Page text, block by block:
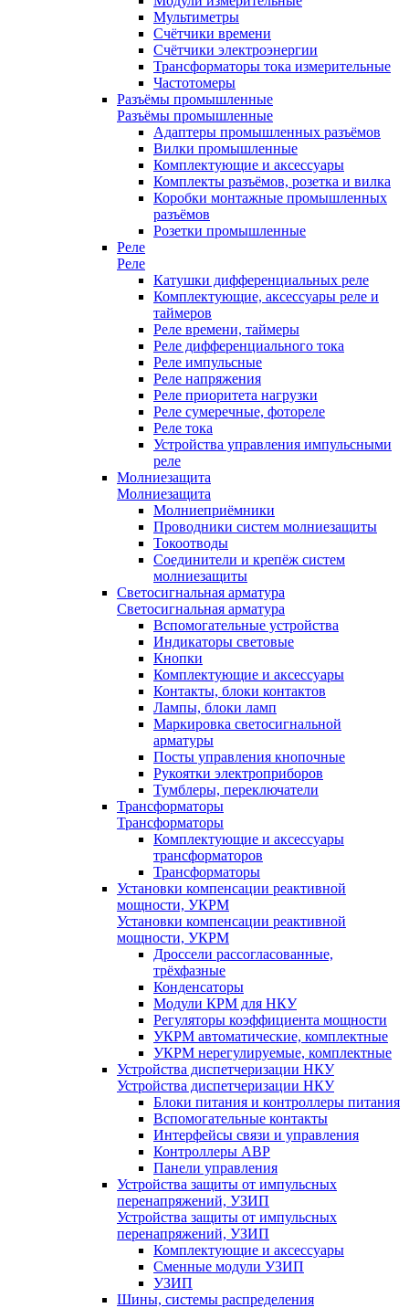
Мультиметры
Счётчики времени
Счётчики электроэнергии
Трансформаторы тока измерительные
Частотомеры
Разъёмы промышленные
Разъёмы промышленные
Адаптеры промышленных разъёмов
Вилки промышленные
Комплектующие и аксессуары
Комплекты разъёмов, розетка и вилка
Коробки монтажные промышленных
разъёмов
Розетки промышленные
Реле
Реле
Катушки дифференциальных реле
Комплектующие, аксессуары реле и
таймеров
Реле времени, таймеры
Реле дифференциального тока
Реле импульсные
Реле напряжения
Реле приоритета нагрузки
Реле сумеречные, фотореле
Реле тока
Устройства управления импульсными
реле
Молниезащита
Молниезащита
Молниеприёмники
Проводники систем молниезащиты
Токоотводы
Соединители и крепёж систем
молниезащиты
Светосигнальная арматура
Светосигнальная арматура
Вспомогательные устройства
Индикаторы световые
Кнопки
Комплектующие и аксессуары
Контакты, блоки контактов
Лампы, блоки ламп
Маркировка светосигнальной
арматуры
Посты управления кнопочные
Рукоятки электроприборов
Тумблеры, переключатели
Трансформаторы
Трансформаторы
Комплектующие и аксессуары
трансформаторов
Трансформаторы
Установки компенсации реактивной
мощности, УКРМ
Установки компенсации реактивной
мощности, УКРМ
Дроссели рассогласованные,
трёхфазные
Конденсаторы
Модули КРМ для НКУ
Регуляторы коэффициента мощности
УКРМ автоматические, комплектные
УКРМ нерегулируемые, комплектные
Устройства диспетчеризации НКУ
Устройства диспетчеризации НКУ
Блоки питания и контроллеры питания
Вспомогательные контакты
Интерфейсы связи и управления
Контроллеры АВР
Панели управления
Устройства защиты от импульсных
перенапряжений, УЗИП
Устройства защиты от импульсных
перенапряжений, УЗИП
Комплектующие и аксессуары
Сменные модули УЗИП
УЗИП
Шины, системы распределения